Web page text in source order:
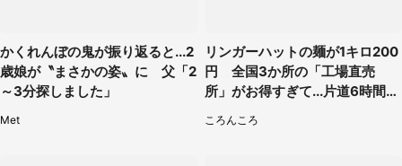
かくれんぼの鬼が振り返ると...2
歳娘が〝まさかの姿〟に 父「2
～3分探しました」
Met
リンガーハットの麺が1キロ200
円 全国3か所の「工場直売
所」がお得すぎて...片道6時間か
ころんころ